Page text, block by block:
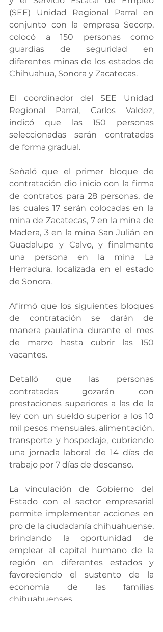
(SEE) Unidad Regional Parral en
conjunto con la empresa Secorp,
colocó a 150 personas como
guardias de seguridad en
diferentes minas de los estados de
Chihuahua, Sonora y Zacatecas.
El coordinador del SEE Unidad
Regional Parral, Carlos Valdez,
indicó que las 150 personas
seleccionadas serán contratadas
de forma gradual.
Señaló que el primer bloque de
contratación dio inicio con la firma
de contratos para 28 personas, de
las cuales 17 serán colocadas en la
mina de Zacatecas, 7 en la mina de
Madera, 3 en la mina San Julián en
Guadalupe y Calvo, y finalmente
una persona en la mina La
Herradura, localizada en el estado
de Sonora.
Afirmó que los siguientes bloques
de contratación se darán de
manera paulatina durante el mes
de marzo hasta cubrir las 150
vacantes.
Detalló que las personas
contratadas gozarán con
prestaciones superiores a las de la
ley con un sueldo superior a los 10
mil pesos mensuales, alimentación,
transporte y hospedaje, cubriendo
una jornada laboral de 14 días de
trabajo por 7 días de descanso.
La vinculación de Gobierno del
Estado con el sector empresarial
permite implementar acciones en
pro de la ciudadanía chihuahuense,
brindando la oportunidad de
emplear al capital humano de la
región en diferentes estados y
favoreciendo el sustento de la
economía de las familias
chihuahuenses.